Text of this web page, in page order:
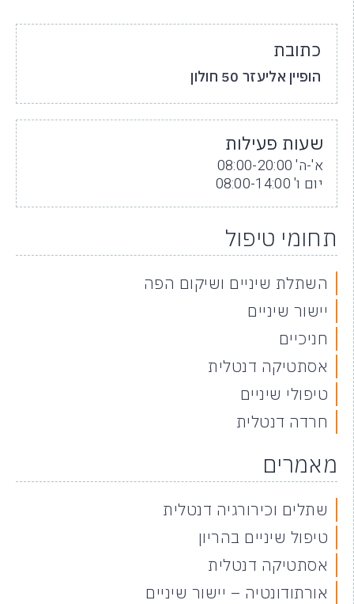
כתובת
הופיין אליעזר 50 חולון
שעות פעילות
א'-ה' 08:00-20:00
יום ו' 08:00-14:00
תחומי טיפול
השתלת שיניים ושיקום הפה
יישור שיניים
חניכיים
אסתטיקה דנטלית
טיפולי שיניים
חרדה דנטלית
מאמרים
שתלים וכירורגיה דנטלית
טיפול שיניים בהריון
אסתטיקה דנטלית
אורתודונטיה – יישור שיניים